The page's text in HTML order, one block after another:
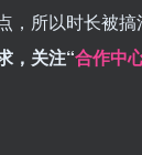
以时长被搞
，关注“合作中